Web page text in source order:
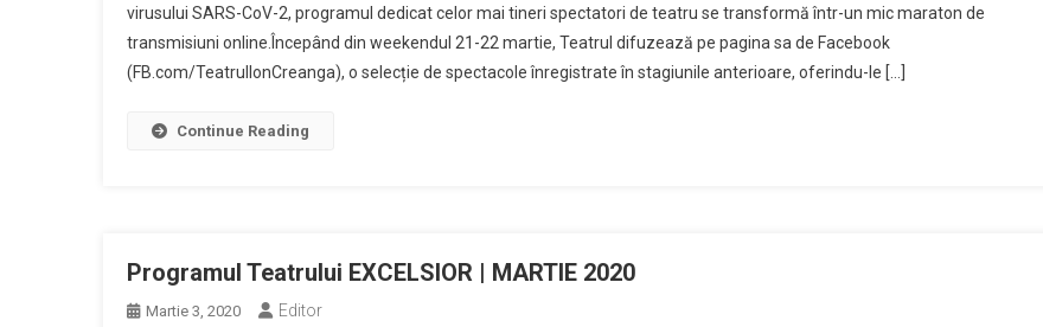
virusului SARS-CoV-2, programul dedicat celor mai tineri spectatori de teatru se transformă într-un mic maraton de
transmisiuni online.Începând din weekendul 21-22 martie, Teatrul difuzează pe pagina sa de Facebook
(FB.com/TeatrulIonCreanga), o selecție de spectacole înregistrate în stagiunile anterioare, oferindu-le […]
Continue Reading
Programul Teatrului EXCELSIOR | MARTIE 2020
Martie 3, 2020 Editor